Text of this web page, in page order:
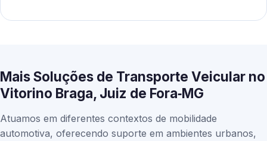
Mais Soluções de Transporte Veicular no
Vitorino Braga, Juiz de Fora‑MG
Atuamos em diferentes contextos de mobilidade
automotiva, oferecendo suporte em ambientes urbanos,